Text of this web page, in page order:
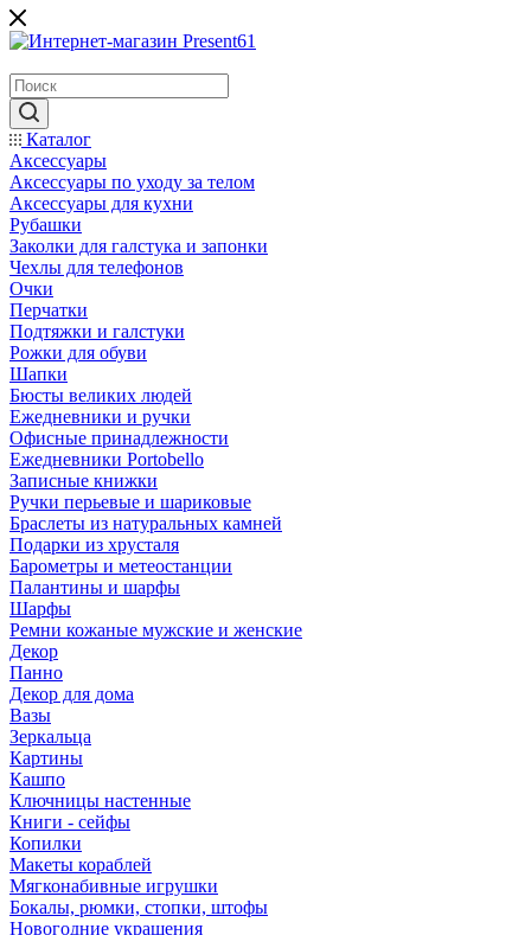
Каталог
Аксессуары
Аксессуары по уходу за телом
Аксессуары для кухни
Рубашки
Заколки для галстука и запонки
Чехлы для телефонов
Очки
Перчатки
Подтяжки и галстуки
Рожки для обуви
Шапки
Бюсты великих людей
Ежедневники и ручки
Офисные принадлежности
Ежедневники Portobello
Записные книжки
Ручки перьевые и шариковые
Браслеты из натуральных камней
Подарки из хрусталя
Барометры и метеостанции
Палантины и шарфы
Шарфы
Ремни кожаные мужские и женские
Декор
Панно
Декор для дома
Вазы
Зеркальца
Картины
Кашпо
Ключницы настенные
Книги - сейфы
Копилки
Макеты кораблей
Мягконабивные игрушки
Бокалы, рюмки, стопки, штофы
Новогодние украшения